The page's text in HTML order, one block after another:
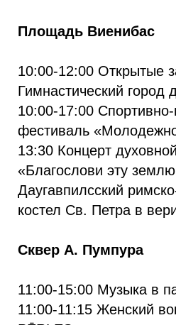
Площадь Виенибас
10:00-12:00 Открытые
Гимнастический город
10:00-17:00
фестиваль
13:30 Концерт
«Благослови эту
Даугавпилсский
костел Св. Петра в
Сквер А. Пумпура
11:00-15:00 Музыка в
11:00-11:15 Женский